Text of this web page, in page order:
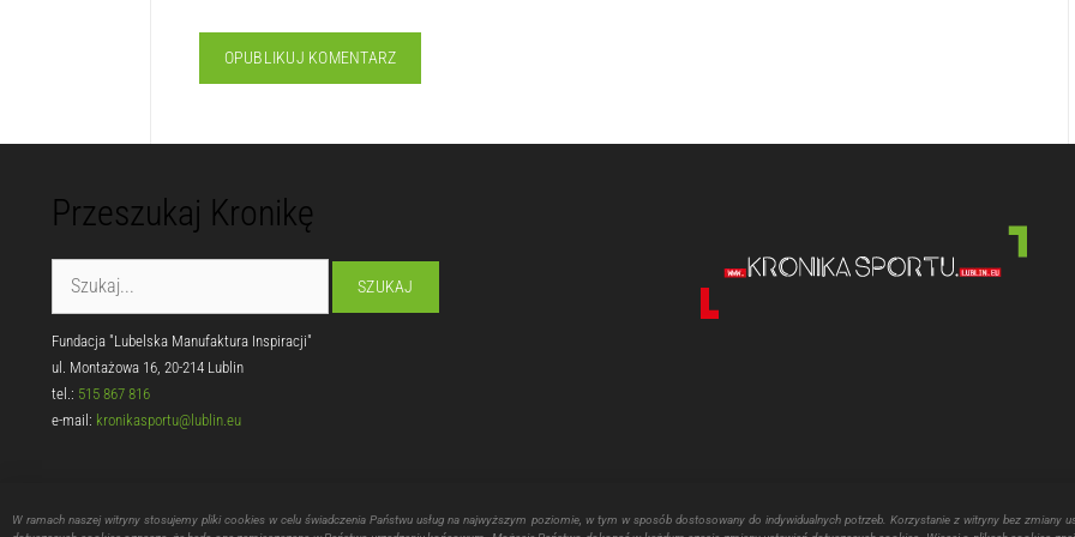
Przeszukaj Kronikę
Fundacja "Lubelska Manufaktura Inspiracji"
ul. Montażowa 16, 20-214 Lublin
tel.: 515 867 816
e-mail: kronikasportu@lublin.eu
W ramach naszej witryny stosujemy pliki cookies w celu świadczenia Państwu usług na najwyższym poziomie, w tym w sposób dostosowany do indywidualnych potrzeb. Korzystanie z witryny bez zmiany